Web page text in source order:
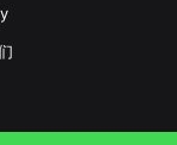
常与老师沟通，